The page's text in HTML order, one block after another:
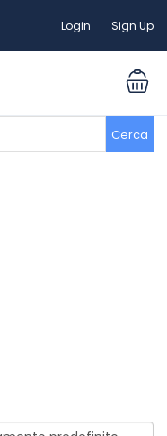
Login Sign Up
Cerca